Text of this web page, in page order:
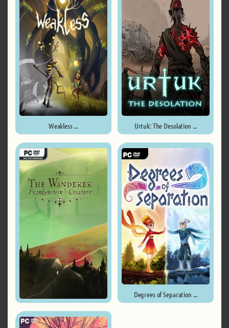
Weakless ... Urtuk: The Desolation ...
Degrees of Separation ...